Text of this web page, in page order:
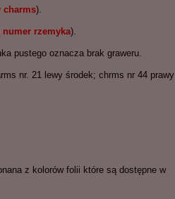
charms).
rzemyka).
pustego oznacza brak graweru.
nr. 21 lewy środek; chrms nr 44 prawy
z kolorów folii które są dostępne w